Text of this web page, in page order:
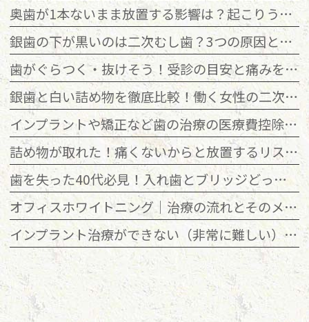
奥歯が1本ないまま放置する影響は？起こりうる変化と治療法を解説
銀歯の下が黒いのは二次むし歯？3つの原因と自分でできる見分け方
歯がぐらつく・抜けそう！受診の目安と痛みを抑え歯を残す治療法
銀歯と白い詰め物を徹底比較！働く女性の二次虫歯を防ぐ選び方
インプラントや矯正など歯の治療の医療費控除のやり方・スマホ申請
詰め物が取れた！痛くないからと放置するリスクと多忙な方の治療法
歯を失った40代必見！入れ歯とブリッジどっち？仕事や食事への影響
オフィスホワイトニング｜治療の流れとそのメリットを詳しく解説
インプラント治療ができない（非常に難しい）ケースとは？